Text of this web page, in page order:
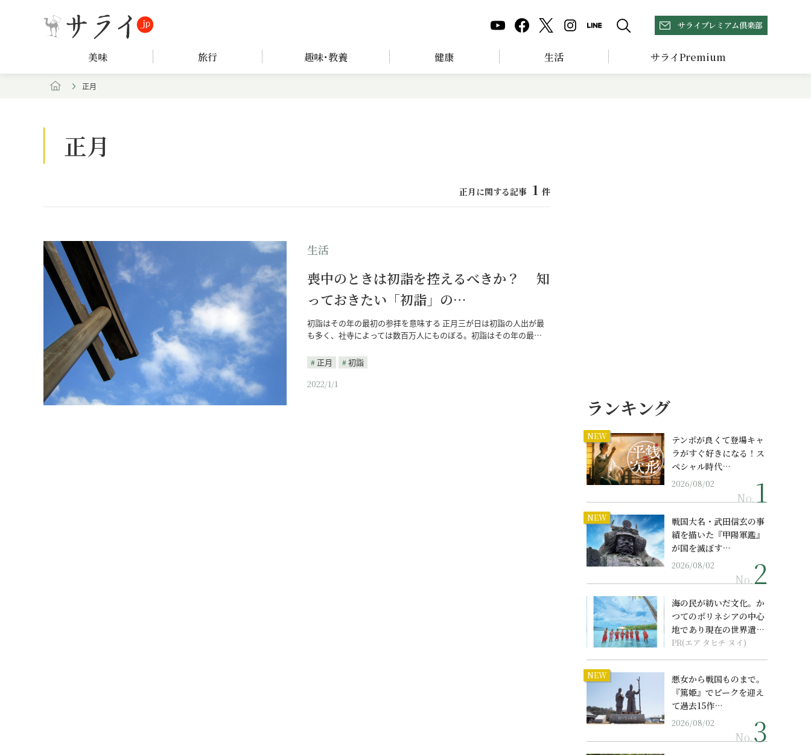
サライプレミアム倶楽部
美味 旅行 趣味･教養 健康 生活 サライPremium
正月
正月
正月に関する記事 1 件
生活
喪中のときは初詣を控えるべきか？ 知
っておきたい「初詣」の…
初詣はその年の最初の参拝を意味する 正月三が日は初詣の人出が最
も多く、社寺によっては数百万人にものぼる。初詣はその年の最…
正月
初詣
2022/1/1
ランキング
NEW
テンポが良くて登場キャ
ラがすぐ好きになる！ス
ペシャル時代…
2026/08/02
No.
NEW
戦国大名・武田信玄の事
績を描いた『甲陽軍鑑』
が国を滅ぼす…
2026/08/02
No.
海の民が紡いだ文化。か
つてのポリネシアの中心
地であり現在の世界遺産
からみえてくる...
PR(エア タヒチ ヌイ)
NEW
悪女から戦国ものまで。
『篤姫』でピークを迎え
て過去15作…
2026/08/02
No.